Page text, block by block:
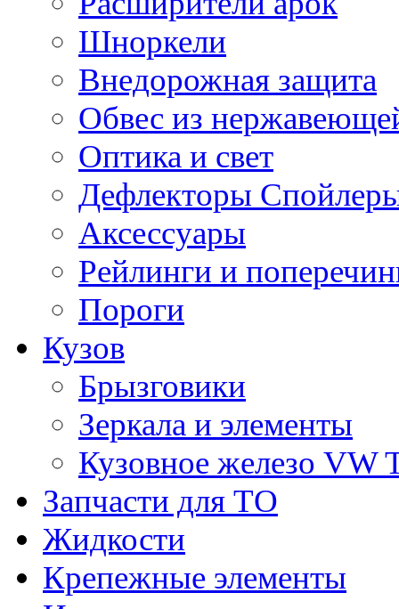
Шноркели
Внедорожная защита
Обвес из
Оптика и свет
Дефлекторы
Аксессуары
Рейлинги и
Пороги
Кузов
Брызговики
Зеркала и элементы
Кузовное железо VW
Запчасти для ТО
Жидкости
Крепежные элементы